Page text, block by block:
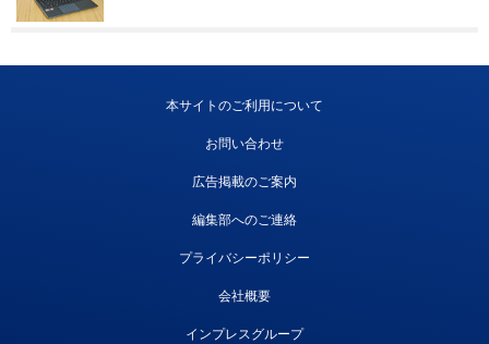
本サイトのご利用について
お問い合わせ
広告掲載のご案内
編集部へのご連絡
プライバシーポリシー
会社概要
インプレスグループ